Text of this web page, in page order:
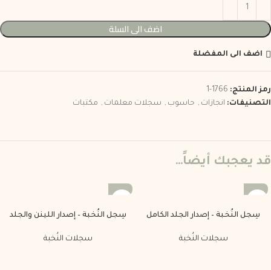
اضف الى السلة
اضف الى المفضلة
رمز المنتج: 1766-1
التصنيفات: انجازات , حاسوب , سجلات معلمات , مكتبات
قد يعجبك أيضاً…
سِجل النُخبة – إصدار الجلد الكامل
سجلات النُخبة
سِجل النُخبة – إصدار اللينن والجلد
سجلات النُخبة